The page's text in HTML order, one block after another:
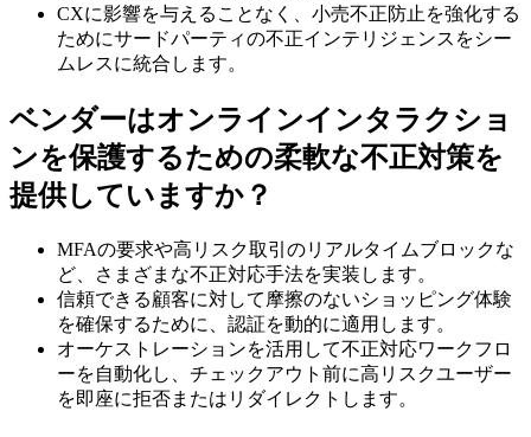
CXに影響を与えることなく、小売不正防止を強化する
ためにサードパーティの不正インテリジェンスをシー
ムレスに統合します。
ベンダーはオンラインインタラクショ
ンを保護するための柔軟な不正対策を
提供していますか？
MFAの要求や高リスク取引のリアルタイムブロックな
ど、さまざまな不正対応手法を実装します。
信頼できる顧客に対して摩擦のないショッピング体験
を確保するために、認証を動的に適用します。
オーケストレーションを活用して不正対応ワークフロ
ーを自動化し、チェックアウト前に高リスクユーザー
を即座に拒否またはリダイレクトします。